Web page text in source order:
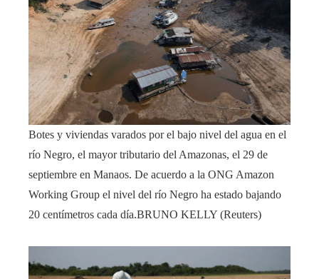
Botes y viviendas varados por el bajo nivel del agua en el
río Negro, el mayor tributario del Amazonas, el 29 de
septiembre en Manaos. De acuerdo a la ONG Amazon
Working Group el nivel del río Negro ha estado bajando
20 centímetros cada día.BRUNO KELLY (Reuters)